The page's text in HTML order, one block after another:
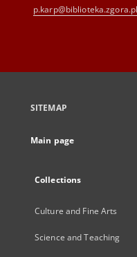
p.karp@biblioteka.zgora.pl
SITEMAP
Main page
Collections
Culture and Fine Arts
Science and Teaching